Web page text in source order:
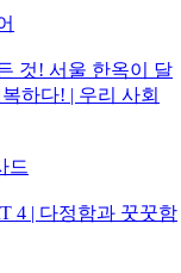
것! 서울 한옥이 달
하다! | 우리 사회
드
4 | 다정함과 꿋꿋함